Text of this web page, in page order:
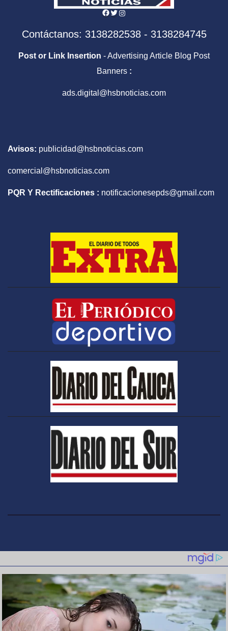
Facebook
Twitter
Instagram
Contáctanos: 3138282538 - 3138284745
Post or Link Insertion - Advertising Article Blog Post
Banners :
ads.digital@hsbnoticias.com
Avisos: publicidad@hsbnoticias.com
comercial@hsbnoticias.com
PQR Y Rectificaciones : notificacionesepds@gmail.com